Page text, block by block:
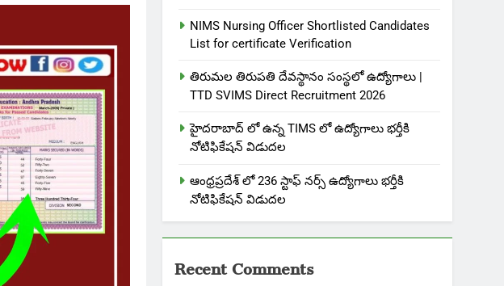
NIMS Nursing Officer Shortlisted Candidates
List for certificate Verification
తిరుమల తిరుపతి దేవస్థానం సంస్థలో ఉద్యోగాలు |
TTD SVIMS Direct Recruitment 2026
హైదరాబాద్ లో ఉన్న TIMS లో ఉద్యోగాలు భర్తీకి
నోటిఫికేషన్ విడుదల
ఆంధ్రప్రదేశ్ లో 236 స్టాఫ్ నర్స్ ఉద్యోగాలు భర్తీకి
నోటిఫికేషన్ విడుదల
Recent Comments